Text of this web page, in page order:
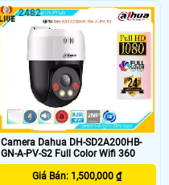
Camera Dahua DH-SD2A200HB-
GN-A-PV-S2 Full Color Wifi 360
Giá Bán: 1,500,000 ₫
2482